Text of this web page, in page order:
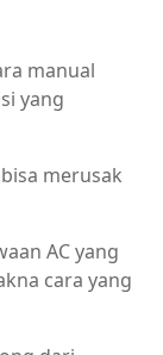
manual
yang
merusak
AC yang
cara yang